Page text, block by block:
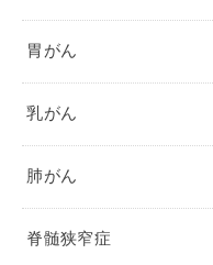
胃がん
乳がん
肺がん
脊髄狭窄症